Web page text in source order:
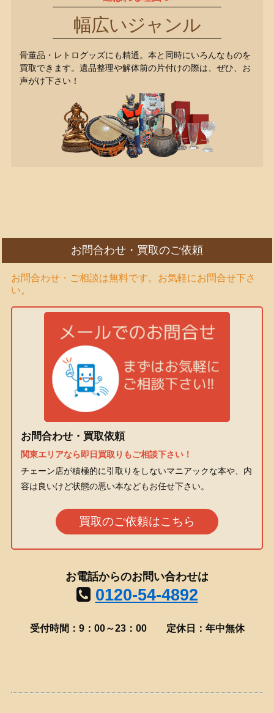
幅広いジャンル
骨董品・レトログッズにも精通。本と同時にいろんなものを
買取できます。遺品整理や解体前の片付けの際は、ぜひ、お
声がけ下さい！
お問合わせ・買取のご依頼
お問合わせ・ご相談は無料です。お気軽にお問合せ下さ
い。
お問合わせ・買取依頼
関東エリアなら即日買取りもご相談下さい！
チェーン店が積極的に引取りをしないマニアックな本や、内
容は良いけど状態の悪い本などもお任せ下さい。
買取のご依頼はこちら
お電話からのお問い合わせは
0120-54-4892
受付時間：9：00～23：00 定休日：年中無休